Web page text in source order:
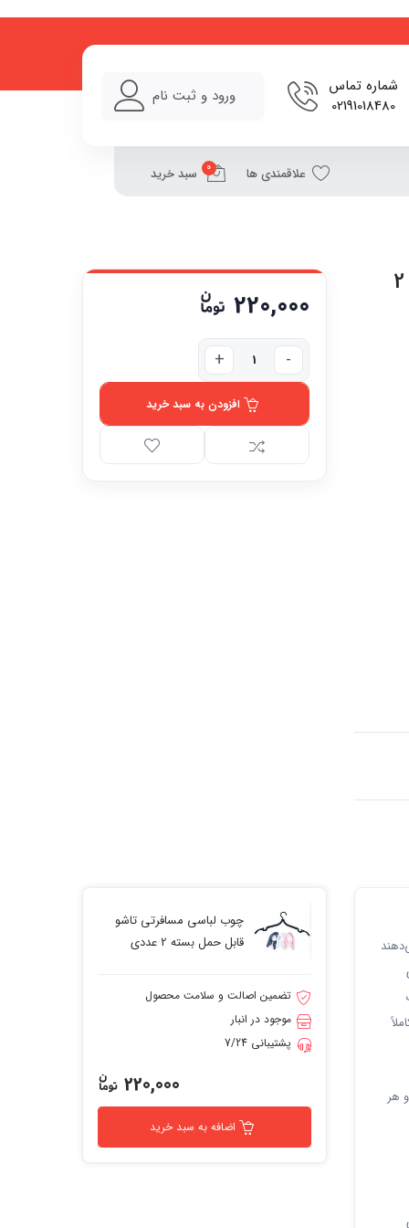
شماره تماس
02191018480
ورود و ثبت نام
علاقمندی ها 0 سبد خرید
چوب لباسی مسافرتی تاشو قابل حمل بسته 2
220,000
افزودن به سبد خرید
هر
چوب لباسی مسافرتی تاشو
قابل حمل بسته 2 عددی
تضمین اصالت و سلامت محصول
موجود در انبار
پشتیبانی 7/24
220,000
اضافه به سبد خرید